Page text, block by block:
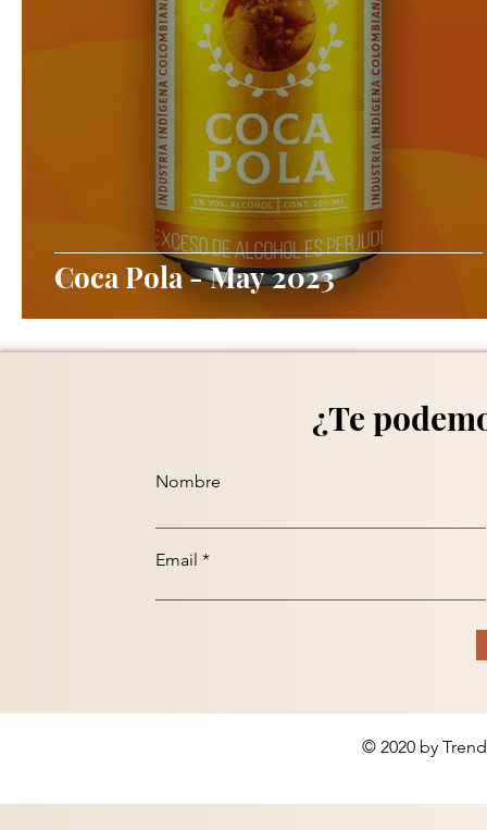
Coca Pola - May 2023
¿Te
Nombre
Email
© 2020 by